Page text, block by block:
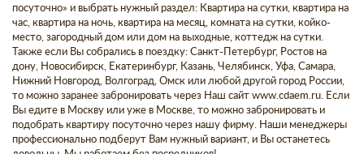
посуточно» и выбрать нужный раздел: Квартира на сутки, квартира на
час, квартира на ночь, квартира на месяц, комната на сутки, койко-
место, загородный дом или дом на выходные, коттедж на сутки.
Также если Вы собрались в поездку: Санкт-Петербург, Ростов на
дону, Новосибирск, Екатеринбург, Казань, Челябинск, Уфа, Самара,
Нижний Новгород, Волгоград, Омск или любой другой город России,
то можно заранее забронировать через Наш сайт www.cdaem.ru. Если
Вы едите в Москву или уже в Москве, то можно забронировать и
подобрать квартиру посуточно через нашу фирму. Наши менеджеры
профессионально подберут Вам нужный вариант, и Вы останетесь